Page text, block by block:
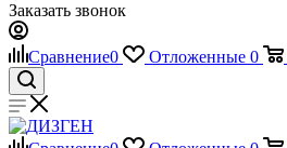
Заказать звонок
Сравнение0 Отложенные 0